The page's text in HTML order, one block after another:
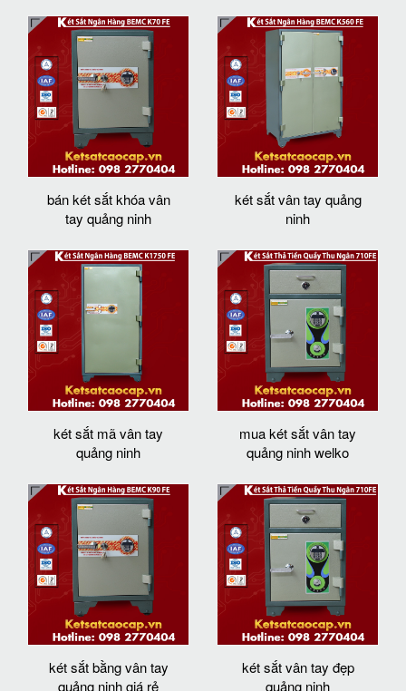
bán két sắt khóa vân
tay quảng ninh
két sắt vân tay quảng
ninh
két sắt mã vân tay
quảng ninh
mua két sắt vân tay
quảng ninh welko
két sắt bằng vân tay
quảng ninh giá rẻ
két sắt vân tay đẹp
quảng ninh